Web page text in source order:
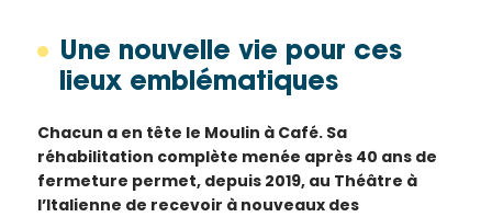
Une nouvelle vie pour ces
lieux emblématiques
Chacun a en tête le Moulin à Café. Sa
réhabilitation complète menée après 40 ans de
fermeture permet, depuis 2019, au Théâtre à
l’Italienne de recevoir à nouveaux des
de votre
intérêt
l'actualité
de la
Ville et